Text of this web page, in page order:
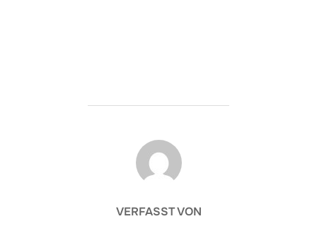
BEITRAGSAUTOR
VERFASST VON